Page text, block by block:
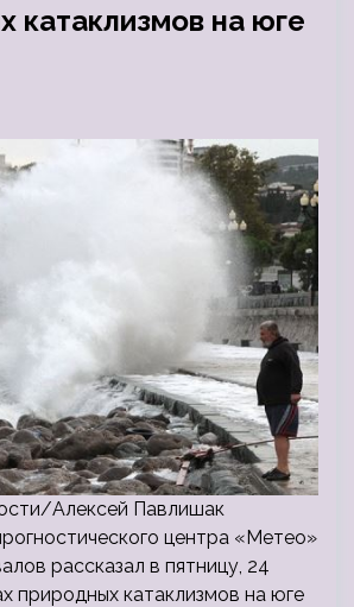
катаклизмов на юге
Алексей Павлишак
центра «Метео»
рассказал в пятницу, 24
природных катаклизмов на юге